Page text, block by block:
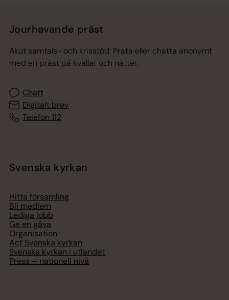
Jourhavande präst
Akut samtals- och krisstöd. Prata eller chatta anonymt
med en präst på kvällar och nätter.
Chatt
Digitalt brev
Telefon 112
Svenska kyrkan
Hitta församling
Bli medlem
Lediga jobb
Ge en gåva
Organisation
Act Svenska kyrkan
Svenska kyrkan i utlandet
Press – nationell nivå